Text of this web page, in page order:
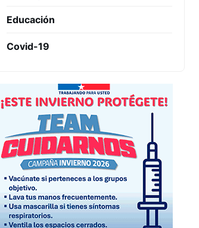
Educación
Covid-19